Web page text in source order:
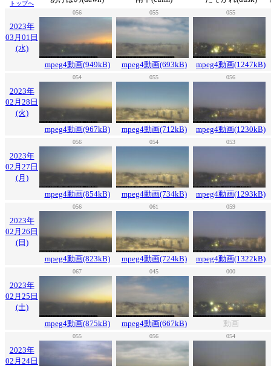
トップへ
056 055 055
2023年
03月01日
(水)
mpeg4動画(949kB)
mpeg4動画(693kB) mpeg4動画(1247kB)
054 055 056
2023年
02月28日
(火)
mpeg4動画(967kB)
mpeg4動画(712kB) mpeg4動画(1230kB)
056 054 053
2023年
02月27日
(月)
mpeg4動画(854kB)
mpeg4動画(734kB) mpeg4動画(1293kB)
056 061 059
2023年
02月26日
(日)
mpeg4動画(823kB)
mpeg4動画(724kB) mpeg4動画(1322kB)
067 045 000
2023年
02月25日
(土)
mpeg4動画(875kB)
mpeg4動画(667kB) 動画
055 056 054
2023年
02月24日